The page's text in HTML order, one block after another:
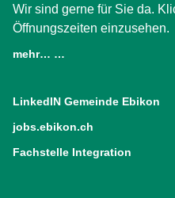
Wir sind gerne für Sie da.
Öffnungszeiten einzusehen.
mehr… …
LinkedIN Gemeinde Ebikon
jobs.ebikon.ch
Fachstelle Integration